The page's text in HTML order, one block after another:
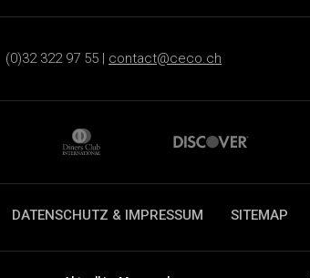
322 97 55 | contact@ceco.ch
DATENSCHUTZ & IMPRESSUM SITEMAP